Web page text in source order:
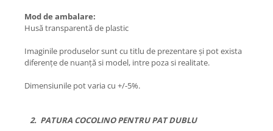
Mod de ambalare:
Husă transparentă de plastic
Imaginile produselor sunt cu titlu de prezentare și pot exista
diferențe de nuanță si model, intre poza si realitate.
Dimensiunile pot varia cu +/-5%.
2. PATURA COCOLINO PENTRU PAT DUBLU